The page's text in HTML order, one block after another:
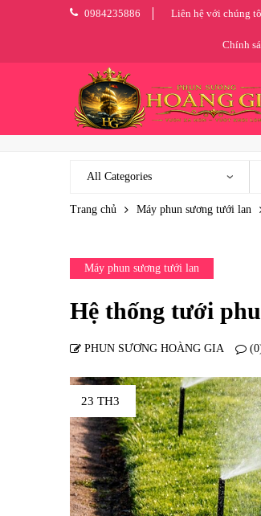
0984235886 Liên hệ với chúng
Chính
Trang chủ Máy phun sương tưới lan
Máy phun sương tưới lan
Hệ thống tưới
PHUN SƯƠNG HOÀNG GIA
23 TH3